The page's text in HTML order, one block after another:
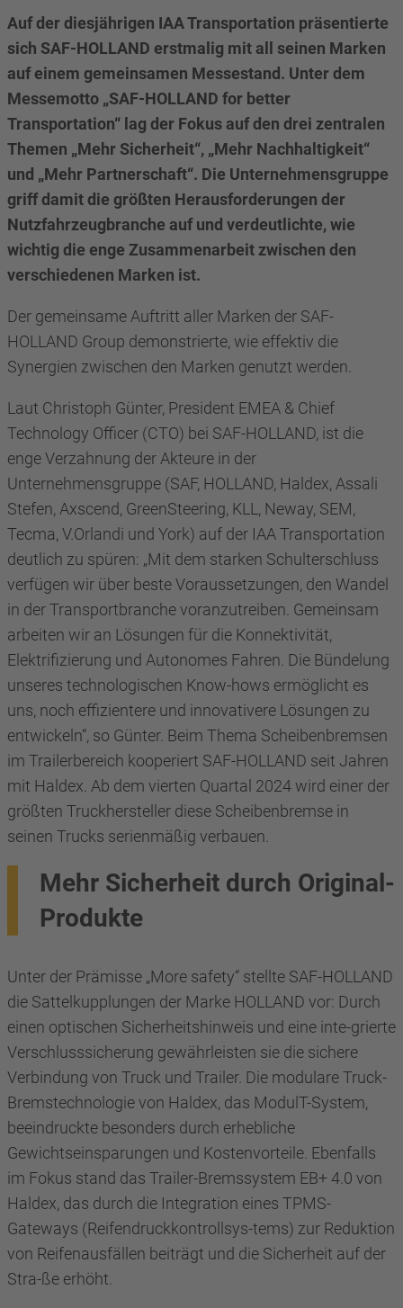
Auf der diesjährigen IAA Transportation präsentierte
sich SAF-HOLLAND erstmalig mit all seinen Marken
auf einem gemeinsamen Messestand. Unter dem
Messemotto „SAF-HOLLAND for better
Transportation“ lag der Fokus auf den drei zentralen
Themen „Mehr Sicherheit“, „Mehr Nachhaltigkeit“
und „Mehr Partnerschaft“. Die Unternehmensgruppe
griff damit die größten Herausforderungen der
Nutzfahrzeugbranche auf und verdeutlichte, wie
wichtig die enge Zusammenarbeit zwischen den
verschiedenen Marken ist.
Der gemeinsame Auftritt aller Marken der SAF-
HOLLAND Group demonstrierte, wie effektiv die
Synergien zwischen den Marken genutzt werden.
Laut Christoph Günter, President EMEA & Chief
Technology Officer (CTO) bei SAF-HOLLAND, ist die
enge Verzahnung der Akteure in der
Unternehmensgruppe (SAF, HOLLAND, Haldex, Assali
Stefen, Axscend, GreenSteering, KLL, Neway, SEM,
Tecma, V.Orlandi und York) auf der IAA Transportation
deutlich zu spüren: „Mit dem starken Schulterschluss
verfügen wir über beste Voraussetzungen, den Wandel
in der Transportbranche voranzutreiben. Gemeinsam
arbeiten wir an Lösungen für die Konnektivität,
Elektrifizierung und Autonomes Fahren. Die Bündelung
unseres technologischen Know-hows ermöglicht es
uns, noch effizientere und innovativere Lösungen zu
entwickeln“, so Günter. Beim Thema Scheibenbremsen
im Trailerbereich kooperiert SAF-HOLLAND seit Jahren
mit Haldex. Ab dem vierten Quartal 2024 wird einer der
größten Truckhersteller diese Scheibenbremse in
seinen Trucks serienmäßig verbauen.
Mehr Sicherheit durch Original-
Produkte
Unter der Prämisse „More safety“ stellte SAF-HOLLAND
die Sattelkupplungen der Marke HOLLAND vor: Durch
einen optischen Sicherheitshinweis und eine inte-grierte
Verschlusssicherung gewährleisten sie die sichere
Verbindung von Truck und Trailer. Die modulare Truck-
Bremstechnologie von Haldex, das ModulT-System,
beeindruckte besonders durch erhebliche
Gewichtseinsparungen und Kostenvorteile. Ebenfalls
im Fokus stand das Trailer-Bremssystem EB+ 4.0 von
Haldex, das durch die Integration eines TPMS-
Gateways (Reifendruckkontrollsys-tems) zur Reduktion
von Reifenausfällen beiträgt und die Sicherheit auf der
Stra-ße erhöht.